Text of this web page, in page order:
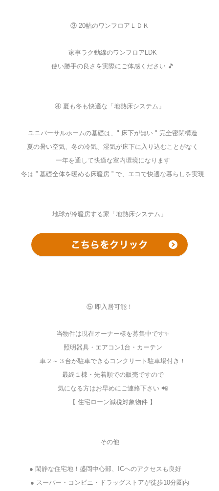
③ 20帖のワンフロアＬＤＫ
家事ラク動線のワンフロアLDK
使い勝手の良さを実際にご体感ください 🎵
④ 夏も冬も快適な「地熱床システム」
ユニバーサルホームの基礎は、" 床下が無い " 完全密閉構造
夏の暑い空気、冬の冷気、湿気が床下に入り込むことがなく
一年を通して快適な室内環境になります
冬は ” 基礎全体を暖める床暖房 ” で、エコで快適な暮らしを実現
地球が冷暖房する家「地熱床システム」
⑤ 即入居可能！
当物件は現在オーナー様を募集中です✨
照明器具・エアコン1台・カーテン
車２～３台が駐車できるコンクリート駐車場付き！
最終１棟・先着順での販売ですので
気になる方はお早めにご連絡下さい 📲
【 住宅ローン減税対象物件 】
その他
● 閑静な住宅地！盛岡中心部、ICへのアクセスも良好
● スーパー・コンビニ・ドラッグストアが徒歩10分圏内